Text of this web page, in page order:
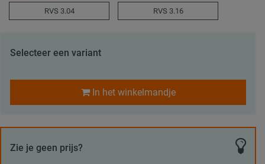
RVS 3.04 RVS 3.16
Selecteer een variant
In het winkelmandje
Zie je geen prijs?